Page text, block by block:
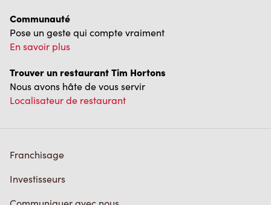
Communauté
Pose un geste qui compte vraiment
En savoir plus
Trouver un restaurant Tim Hortons
Nous avons hâte de vous servir
Localisateur de restaurant
Franchisage
Investisseurs